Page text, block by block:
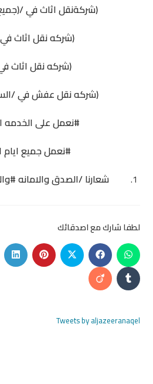
(شركةنقل اثاث في /
(شركه نقل اثاث في
(شركه نقل اثاث
(شركه نقل عفش في /
#نعمل على الخدمه
#نعمل جميع ايام
شعارنا /الصدق والامانه
لطفا شارك مع اصدقائك
Tweets by aljazeeranaqel